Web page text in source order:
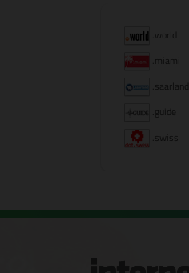
.world
.miami
.saarland
.guide
.swiss